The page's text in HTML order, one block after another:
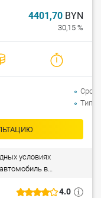
4.0
4401,70 BYN
30,15 %
Срок
Тип
условиях
в
Варианты
о доходах. Срок